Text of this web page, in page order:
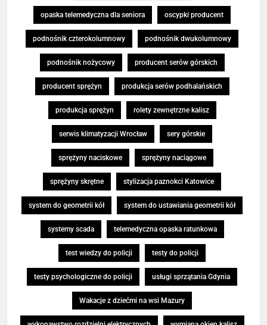
opaska telemedyczna dla seniora oscypki producent
podnośnik czterokolumnowy podnośnik dwukolumnowy
podnośnik nożycowy producent serów górskich
producent sprężyn produkcja serów podhalańskich
produkcja sprężyn rolety zewnętrzne kalisz
serwis klimatyzacji Wrocław sery górskie
sprężyny naciskowe sprężyny naciągowe
sprężyny skrętne stylizacja paznokci Katowice
system do geometrii kół system do ustawiania geometrii kół
systemy scada telemedyczna opaska ratunkowa
test wiedzy do policji testy do policji
testy psychologiczne do policji usługi sprzątania Gdynia
Wakacje z dziećmi na wsi Mazury